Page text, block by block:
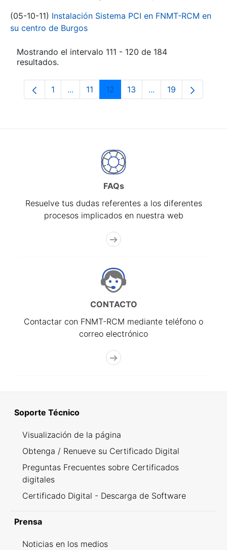
(05-10-11) Instalación Sistema PCI en FNMT-RCM en
su centro de Burgos
Mostrando el intervalo 111 - 120 de 184
resultados.
Página
1 ...Páginas intermedias Use TAB para
Página
11 Página
12 Página
13 ...PáginasPágina
19
FAQs
Resuelve tus dudas referentes a los diferentes
procesos implicados en nuestra web
CONTACTO
Contactar con FNMT-RCM mediante teléfono o
correo electrónico
Soporte Técnico
Visualización de la página
Obtenga / Renueve su Certificado Digital
Preguntas Frecuentes sobre Certificados
digitales
Certificado Digital - Descarga de Software
Prensa
Noticias en los medios